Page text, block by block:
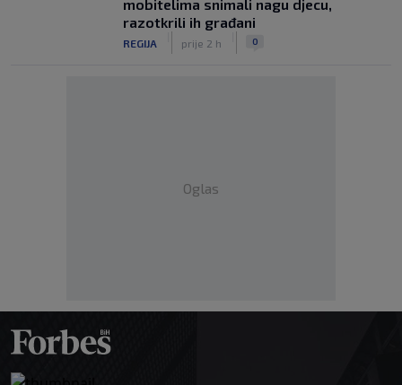
mobitelima snimali nagu djecu,
razotkrili ih građani
REGIJA prije 2 h 0
Oglas